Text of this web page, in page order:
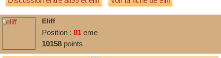
Eliff
Position : 81 eme
10158 points